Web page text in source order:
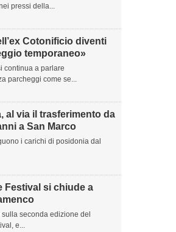
pressi della...
Cotonificio diventi
temporaneo»
continua a parlare
parcheggi come se...
al via il trasferimento da
a San Marco
i carichi di posidonia dal
Festival si chiude a
seconda edizione del
e...